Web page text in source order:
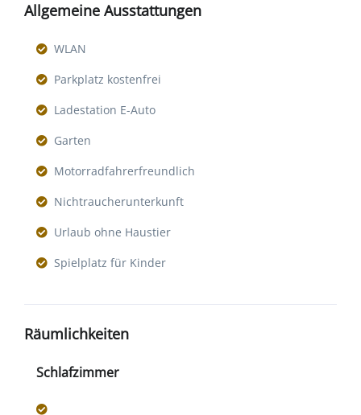
Allgemeine Ausstattungen
WLAN
Parkplatz kostenfrei
Ladestation E-Auto
Garten
Motorradfahrerfreundlich
Nichtraucherunterkunft
Urlaub ohne Haustier
Spielplatz für Kinder
Räumlichkeiten
Schlafzimmer